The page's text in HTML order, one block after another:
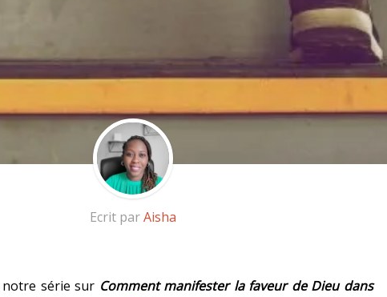
Ecrit parAisha
série sur Comment manifester la faveur de Dieu dans